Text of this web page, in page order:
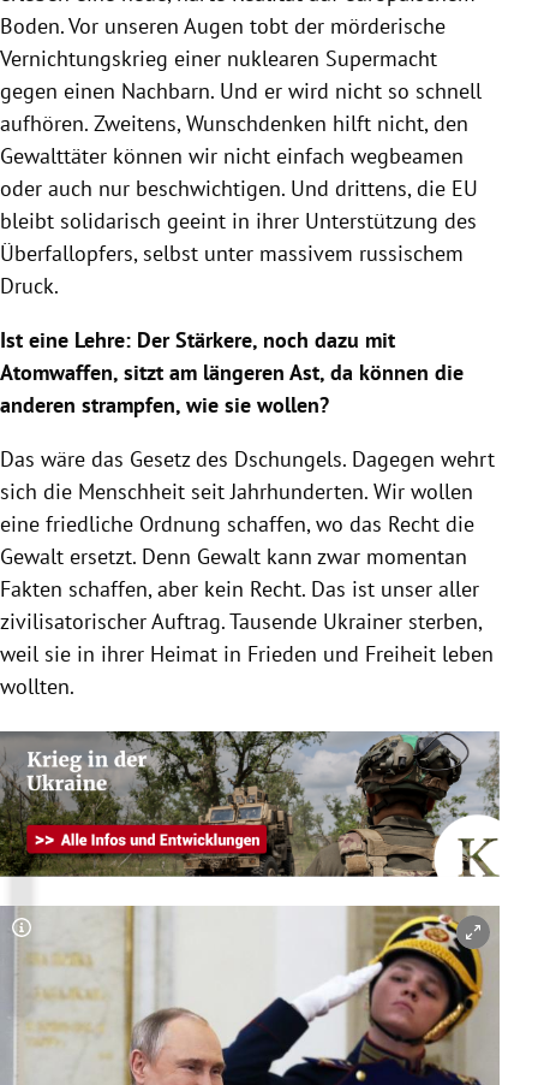
Boden. Vor unseren Augen tobt der mörderische
Vernichtungskrieg einer nuklearen Supermacht
gegen einen Nachbarn. Und er wird nicht so schnell
aufhören. Zweitens, Wunschdenken hilft nicht, den
Gewalttäter können wir nicht einfach wegbeamen
oder auch nur beschwichtigen. Und drittens, die EU
bleibt solidarisch geeint in ihrer Unterstützung des
Überfallopfers, selbst unter massivem russischem
Druck.
Ist eine Lehre: Der Stärkere, noch dazu mit
Atomwaffen, sitzt am längeren Ast, da können die
anderen strampfen, wie sie wollen?
Das wäre das Gesetz des Dschungels. Dagegen wehrt
sich die Menschheit seit Jahrhunderten. Wir wollen
eine friedliche Ordnung schaffen, wo das Recht die
Gewalt ersetzt. Denn Gewalt kann zwar momentan
Fakten schaffen, aber kein Recht. Das ist unser aller
zivilisatorischer Auftrag. Tausende Ukrainer sterben,
weil sie in ihrer Heimat in Frieden und Freiheit leben
wollten.
Copyright-Hinweis öffnen/schließen